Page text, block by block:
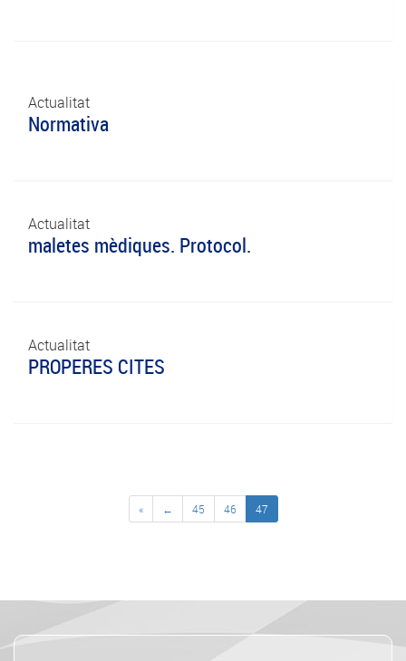
Actualitat
Normativa
Actualitat
maletes mèdiques. Protocol.
Actualitat
PROPERES CITES
« ← 45 46 47